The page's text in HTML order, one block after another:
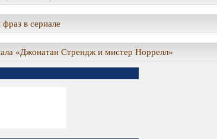
в сериале
«Джонатан Стрендж и мистер Норрелл»